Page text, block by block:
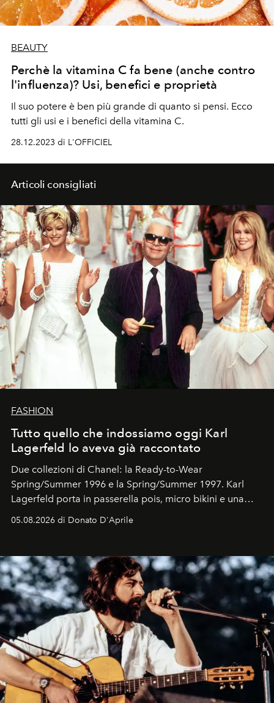
BEAUTY
Perchè la vitamina C fa bene (anche contro
l'influenza)? Usi, benefici e proprietà
Il suo potere è ben più grande di quanto si pensi. Ecco
tutti gli usi e i benefici della vitamina C.
28.12.2023 di L'OFFICIEL
Articoli consigliati
FASHION
Tutto quello che indossiamo oggi Karl
Lagerfeld lo aveva già raccontato
Due collezioni di Chanel: la Ready-to-Wear
Spring/Summer 1996 e la Spring/Summer 1997. Karl
Lagerfeld porta in passerella pois, micro bikini e una
Kate, Claudia e Carla una dietro l'altra. Trent'anni dopo,
uno dei documenti più contemporanei che abbiamo.
05.08.2026 di Donato D'Aprile